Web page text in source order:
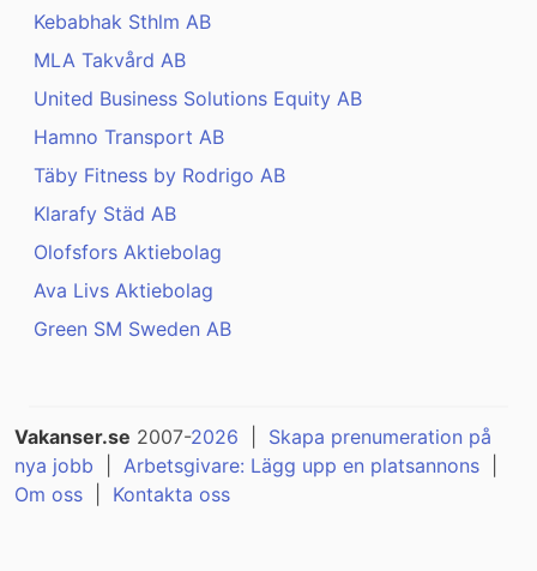
Kebabhak Sthlm AB
MLA Takvård AB
United Business Solutions Equity AB
Hamno Transport AB
Täby Fitness by Rodrigo AB
Klarafy Städ AB
Olofsfors Aktiebolag
Ava Livs Aktiebolag
Green SM Sweden AB
Vakanser.se 2007-2026
Skapa prenumeration på
nya jobb
Arbetsgivare: Lägg upp en platsannons
Om oss
Kontakta oss